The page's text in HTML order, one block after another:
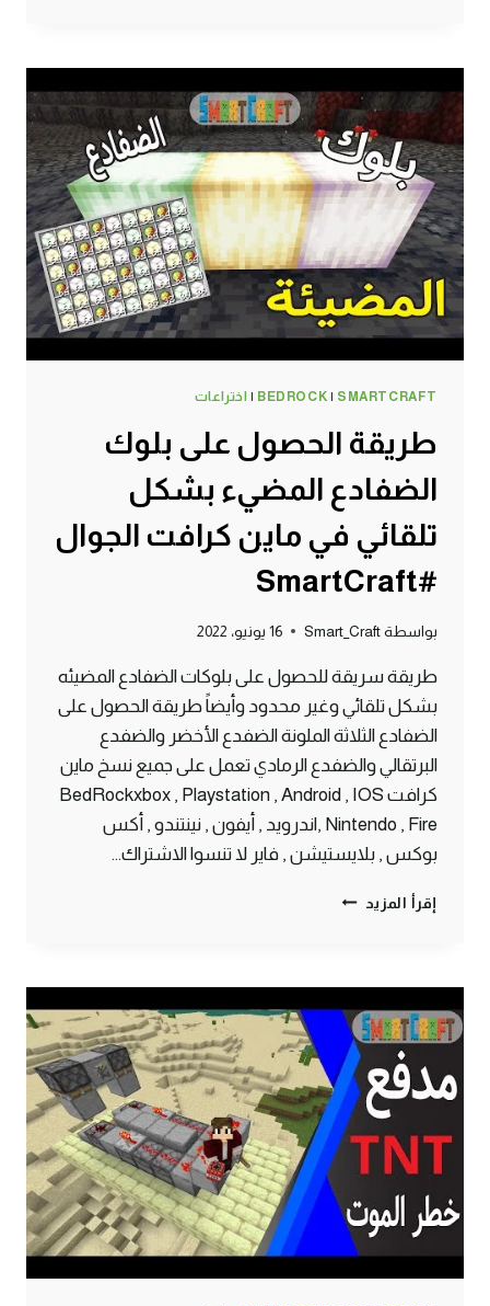
مماثلة
لماين
كرافت
BEDROCK | SMARTCRAFT
| اختراعات
طريقة الحصول على بلوك
الضفادع المضيء بشكل
تلقائي في ماين كرافت الجوال
#SmartCraft
بواسطة Smart_Craft 16 يونيو، 2022
طريقة سريقة للحصول على بلوكات الضفادع المضيئه
بشكل تلقائي وغير محدود وأيضاً طريقة الحصول على
الضفادع الثلاثة الملونة الضفدع الأخضر والضفدع
البرتقالي والضفدع الرمادي تعمل على جميع نسخ ماين
كرافت BedRockxbox , Playstation , Android , IOS
, Nintendo , Fireاندرويد , أيفون , نينتندو , أكس
بوكس , بلايستيشن , فاير لا تنسوا الاشتراك…
إقرأ المزيد طريقة
الضفادع
المضيء
بشكل
تلقائي
في
ماين
كرافت
الجوال
#SMARTCRAFT